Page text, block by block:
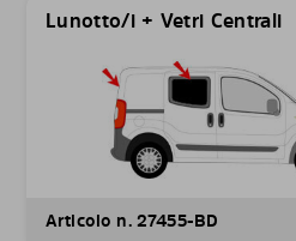
Lunotto/i + Vetri Centrali
Articolo n. 27455-BD